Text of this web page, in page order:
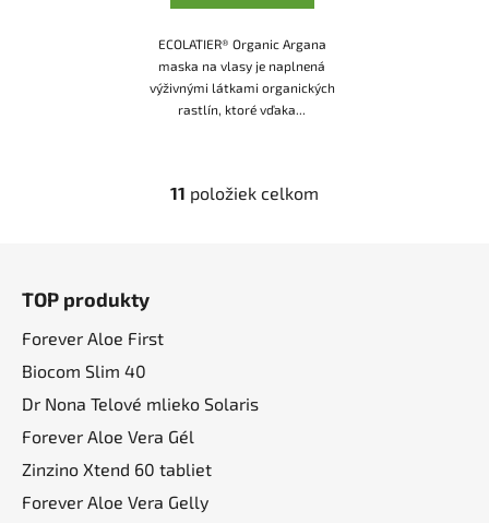
ECOLATIER® Organic Argana
maska na vlasy je naplnená
výživnými látkami organických
rastlín, ktoré vďaka...
O
e
p
11 položiek celkom
TOP produkty
Forever Aloe First
Biocom Slim 40
Dr Nona Telové mlieko Solaris
Forever Aloe Vera Gél
Zinzino Xtend 60 tabliet
Forever Aloe Vera Gelly